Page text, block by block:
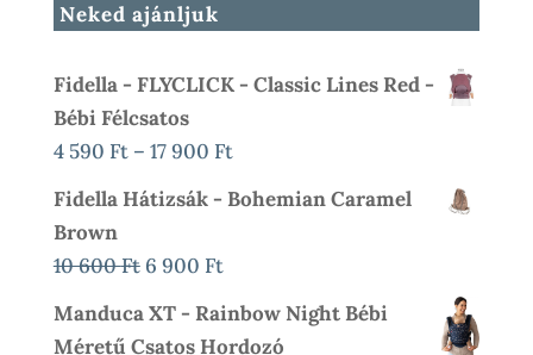
Neked ajánljuk
Fidella - FLYCLICK - Classic Lines Red -
Bébi Félcsatos
4 590 Ft – 17 900 FtÁrtartomány:
900 Ft
Fidella Hátizsák - Bohemian Caramel
Brown
10 600Ft Original
6 900 FtCurrent
Manduca XT - Rainbow Night Bébi
Méretű Csatos Hordozó